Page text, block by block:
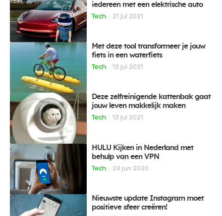
iedereen met een elektrische auto
Tech
21 jul 2021
Met deze tool transformeer je jouw
fiets in een waterfiets
Tech
13 jul 2021
Deze zelfreinigende kattenbak gaat
jouw leven makkelijk maken
Tech
13 jul 2021
HULU Kijken in Nederland met
behulp van een VPN
Tech
24 jun 2020
Nieuwste update Instagram moet
positieve sfeer creëren!